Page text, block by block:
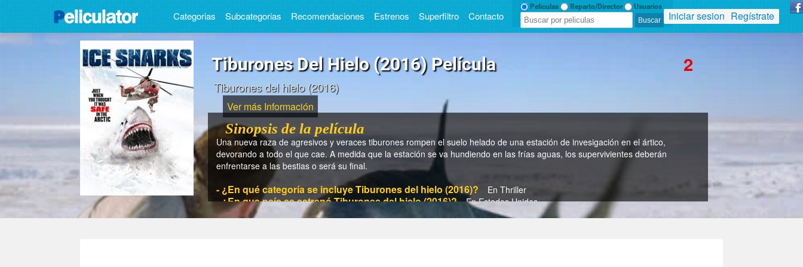
Categorias Subcategorias Recomendaciones Estrenos Superfiltro Contacto
Peliculas Reparto/Director Usuarios
Iniciar sesion Regístrate
Tiburones Del Hielo (2016) Película
Tiburones del hielo (2016)
2
Ver más Información
Sinopsis de la película
Una nueva raza de agresivos y veraces tiburones rompen el suelo helado de una estación de invesigación en el ártico,
devorando a todo el que cae. A medida que la estación se va hundiendo en las frí­as aguas, los supervivientes deberán
enfrentarse a las bestias o será su final.
- ¿En qué categoría se incluye Tiburones del hielo (2016)? En Thriller
- ¿En que país se estrenó Tiburones del hielo (2016)? En Estados Unidos
- ¿En que año se estrenó Tiburones del hielo (2016)? En 2016